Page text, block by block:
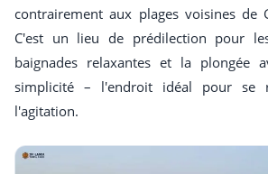
contrairement aux plages voisines de
C'est un lieu de prédilection pour
baignades relaxantes et la plongée
simplicité – l'endroit idéal pour se
l'agitation.